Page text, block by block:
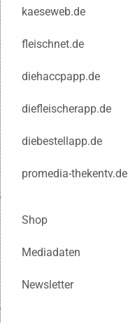
kaeseweb.de
fleischnet.de
diehaccpapp.de
diefleischerapp.de
diebestellapp.de
promedia-thekentv.de
Shop
Mediadaten
Newsletter